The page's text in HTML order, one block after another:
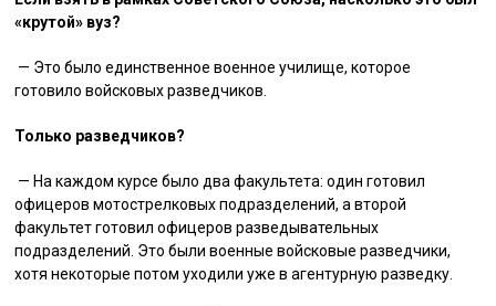
«крутой» вуз?
— Это было единственное военное училище, которое
готовило войсковых разведчиков.
Только разведчиков?
— На каждом курсе было два факультета: один готовил
офицеров мотострелковых подразделений, а второй
факультет готовил офицеров разведывательных
подразделений. Это были военные войсковые разведчики,
хотя некоторые потом уходили уже в агентурную разведку.